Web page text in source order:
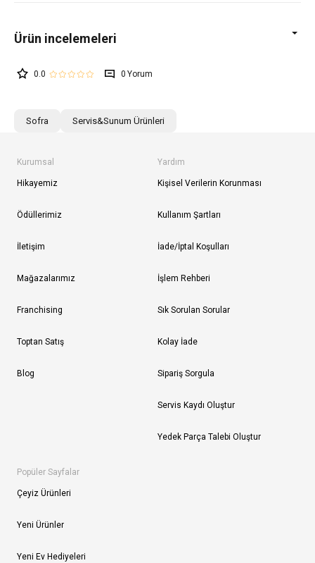
0.0 0
Sofra Servis&Sunum Ürünleri
Kurumsal
Hikayemiz
Ödüllerimiz
İletişim
Mağazalarımız
Franchising
Toptan Satış
Blog
Yardım
Kişisel Verilerin Korunması
Kullanım Şartları
İade/İptal Koşulları
İşlem Rehberi
Sık Sorulan Sorular
Kolay İade
Sipariş Sorgula
Servis Kaydı Oluştur
Yedek Parça Talebi Oluştur
Popüler Sayfalar
Çeyiz Ürünleri
Yeni Ürünler
Yeni Ev Hediyeleri